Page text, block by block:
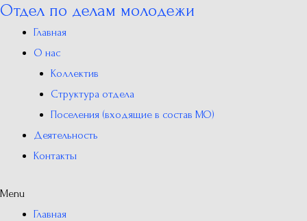
Перейти
содержимому
Отдел по делам молодежи
Главная
О нас
Коллектив
Структура отдела
Поселения (входящие в состав МО)
Деятельность
Контакты
Menu
Главная